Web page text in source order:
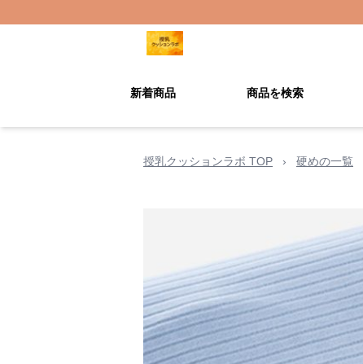
新着商品 商品を検索
授乳クッションラボ TOP › 硬めの一覧